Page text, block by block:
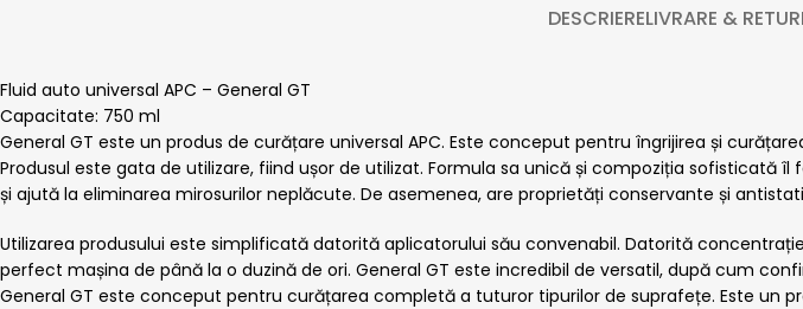
DESCRIERELIVRARE & RETUR
Fluid auto universal APC – General GT
Capacitate: 750 ml
General GT este un produs de curățare universal APC. Este conceput pentru îngrijirea și
Produsul este gata de utilizare, fiind ușor de utilizat. Formula sa unică și compoziția
și ajută la eliminarea mirosurilor neplăcute. De asemenea, are proprietăți conservante și
Utilizarea produsului este simplificată datorită aplicatorului său convenabil. Datorită
perfect mașina de până la o duzină de ori. General GT este incredibil de versatil, după cum
General GT este conceput pentru curățarea completă a tuturor tipurilor de suprafețe. Este un